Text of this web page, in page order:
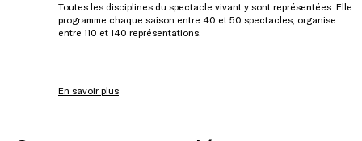
Toutes les disciplines du spectacle vivant y sont représentées. Elle
programme chaque saison entre 40 et 50 spectacles, organise
entre 110 et 140 représentations.
En savoir plus